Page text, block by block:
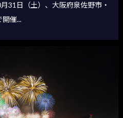
31日（土）、大阪府泉佐野市・
開催...